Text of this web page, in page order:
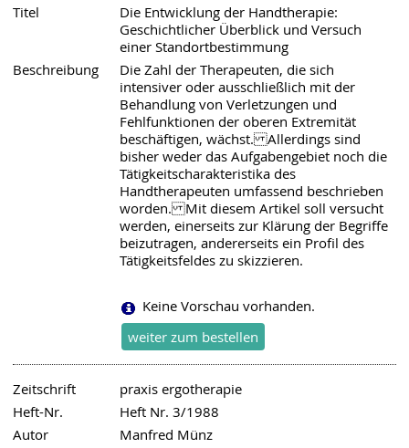
Titel
Die Entwicklung der Handtherapie:
Geschichtlicher Überblick und Versuch
einer Standortbestimmung
Beschreibung
Die Zahl der Therapeuten, die sich
intensiver oder ausschließlich mit der
Behandlung von Verletzungen und
Fehlfunktionen der oberen Extremität
beschäftigen, wächst. Allerdings sind
bisher weder das Aufgabengebiet noch die
Tätigkeitscharakteristika des
Handtherapeuten umfassend beschrieben
worden. Mit diesem Artikel soll versucht
werden, einerseits zur Klärung der Begriffe
beizutragen, andererseits ein Profil des
Tätigkeitsfeldes zu skizzieren.
Keine Vorschau vorhanden.
Zeitschrift
praxis ergotherapie
Heft-Nr.
Heft Nr. 3/1988
Autor
Manfred Münz